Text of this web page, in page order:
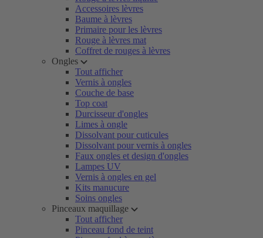
Accessoires lèvres
Baume à lèvres
Primaire pour les lèvres
Rouge à lèvres mat
Coffret de rouges à lèvres
Ongles
Tout afficher
Vernis à ongles
Couche de base
Top coat
Durcisseur d'ongles
Limes à ongle
Dissolvant pour cuticules
Dissolvant pour vernis à ongles
Faux ongles et design d'ongles
Lampes UV
Vernis à ongles en gel
Kits manucure
Soins ongles
Pinceaux maquillage
Tout afficher
Pinceau fond de teint